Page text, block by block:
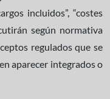
incluidos”, “costes
según normativa
regulados que se
aparecer integrados o